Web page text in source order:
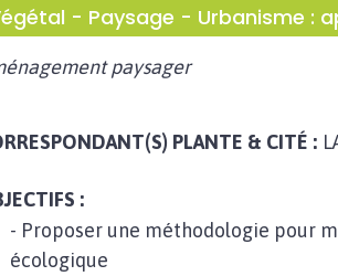
- Paysage - Urbanisme :
paysager
PLANTE & CITÉ :
:
- Proposer une méthodologie pour
écologique